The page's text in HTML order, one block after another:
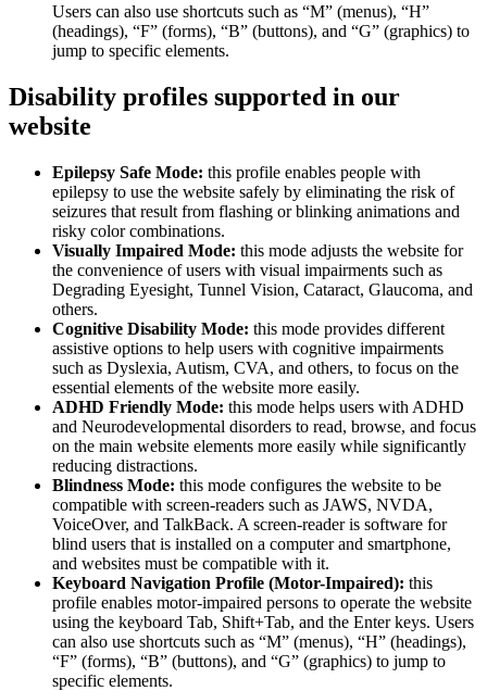
Users can also use shortcuts such as “M” (menus), “H”
(headings), “F” (forms), “B” (buttons), and “G” (graphics) to
jump to specific elements.
Disability profiles supported in our
website
Epilepsy Safe Mode: this profile enables people with
epilepsy to use the website safely by eliminating the risk of
seizures that result from flashing or blinking animations and
risky color combinations.
Visually Impaired Mode: this mode adjusts the website for
the convenience of users with visual impairments such as
Degrading Eyesight, Tunnel Vision, Cataract, Glaucoma, and
others.
Cognitive Disability Mode: this mode provides different
assistive options to help users with cognitive impairments
such as Dyslexia, Autism, CVA, and others, to focus on the
essential elements of the website more easily.
ADHD Friendly Mode: this mode helps users with ADHD
and Neurodevelopmental disorders to read, browse, and focus
on the main website elements more easily while significantly
reducing distractions.
Blindness Mode: this mode configures the website to be
compatible with screen-readers such as JAWS, NVDA,
VoiceOver, and TalkBack. A screen-reader is software for
blind users that is installed on a computer and smartphone,
and websites must be compatible with it.
Keyboard Navigation Profile (Motor-Impaired): this
profile enables motor-impaired persons to operate the website
using the keyboard Tab, Shift+Tab, and the Enter keys. Users
can also use shortcuts such as “M” (menus), “H” (headings),
“F” (forms), “B” (buttons), and “G” (graphics) to jump to
specific elements.